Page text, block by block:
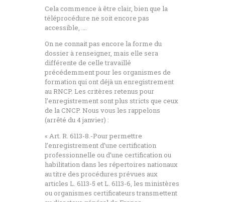
Cela commence à être clair, bien que la
téléprocédure ne soit encore pas
accessible, ….
On ne connait pas encore la forme du
dossier à renseigner, mais elle sera
différente de celle travaillé
précédemment pour les organismes de
formation qui ont déjà un enregistrement
au RNCP. Les critères retenus pour
l’enregistrement sont plus stricts que ceux
de la CNCP. Nous vous les rappelons
(arrêté du 4 janvier) :
« Art. R. 6113-8.-Pour permettre
l’enregistrement d’une certification
professionnelle ou d’une certification ou
habilitation dans les répertoires nationaux
au titre des procédures prévues aux
articles L. 6113-5 et L. 6113-6, les ministères
ou organismes certificateurs transmettent